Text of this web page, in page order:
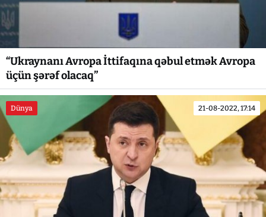
“Ukraynanı Avropa İttifaqına qəbul etmək Avropa
üçün şərəf olacaq”
Dünya 21-08-2022, 17:14